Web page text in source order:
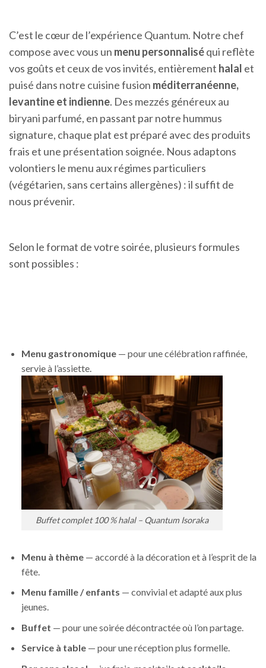
C’est le cœur de l’expérience Quantum. Notre chef
compose avec vous un menu personnaliséqui reflète
vos goûts et ceux de vos invités, entièrement halal et
puisé dans notre cuisine fusion méditerranéenne,
levantine et indienne. Des mezzés généreux au
biryani parfumé, en passant par notre hummus
signature, chaque plat est préparé avec des produits
frais et une présentation soignée. Nous adaptons
volontiers le menu aux régimes particuliers
(végétarien, sans certains allergènes) : il suffit de
nous prévenir.
Selon le format de votre soirée, plusieurs formules
sont possibles :
Menu gastronomique— pour une célébration raffinée,
servie à l’assiette.
Buffet complet 100 % halal – Quantum Isoraka
Menu à thème— accordé à la décoration et à l’esprit de la
fête.
Menu famille / enfants — convivial et adapté aux plus
jeunes.
Buffet — pour une soirée décontractée où l’on partage.
Service à table— pour une réception plus formelle.